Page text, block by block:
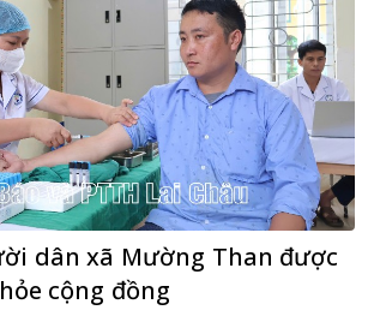
dân xã Mường Than được
cộng đồng